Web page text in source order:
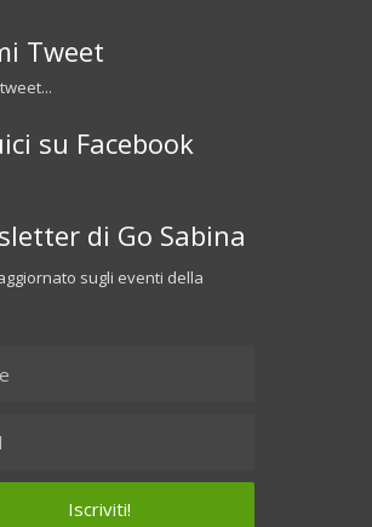
Tweet
su Facebook
di Go Sabina
sugli eventi della